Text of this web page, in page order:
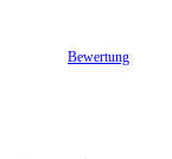
Bewertung